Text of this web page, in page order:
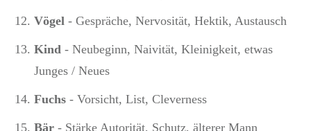
Vögel - Gespräche, Nervosität, Hektik, Austausch
Kind - Neubeginn, Naivität, Kleinigkeit, etwas
Junges / Neues
Fuchs - Vorsicht, List, Cleverness
Bär - Stärke Autorität, Schutz, älterer Mann